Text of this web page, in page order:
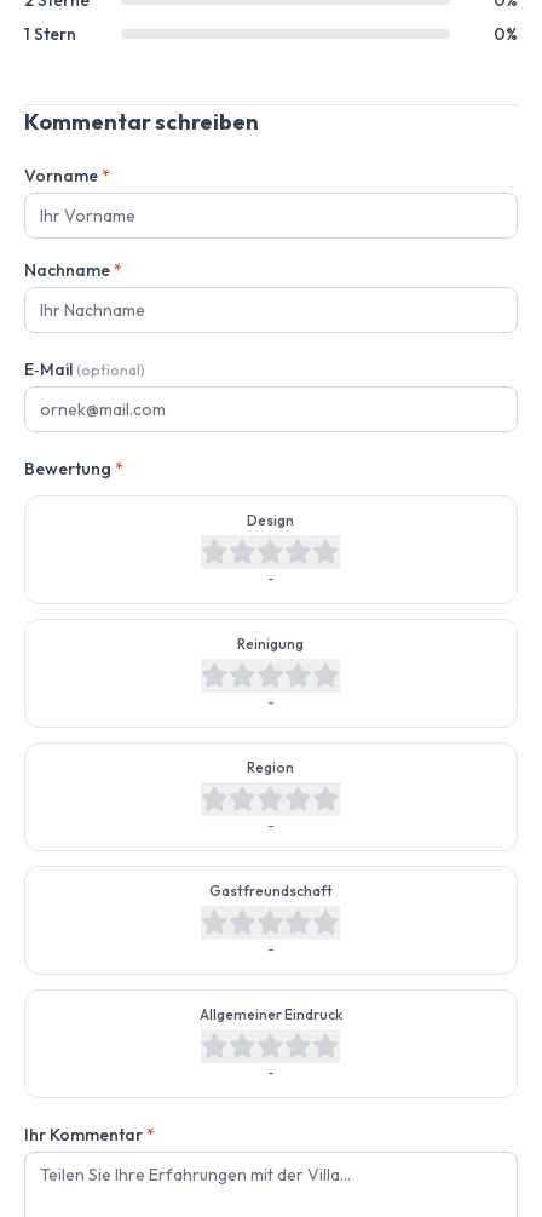
1 Stern
0%
Kommentar schreiben
Vorname*
Nachname*
E‑Mail (optional)
Bewertung *
Design
-
Reinigung
-
Region
-
Gastfreundschaft
-
Allgemeiner Eindruck
-
Ihr Kommentar*